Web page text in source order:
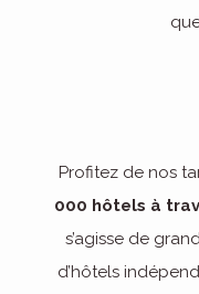
Profitez de nos
000 hôtels à
s’agisse de
d’hôtels